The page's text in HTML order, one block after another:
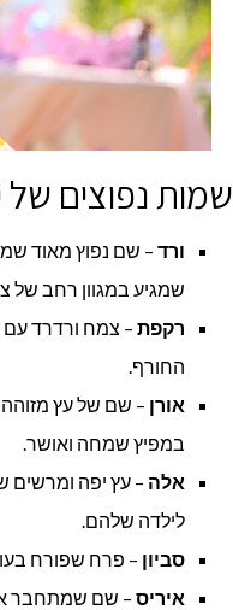
שמות נפוצים
ורד – שם נפוץ מאוד
שמגיע במגוון רחב של
רקפת – צמח ורדרד עם
החורף.
אורן – שם של עץ מזוהה
במפיץ שמחה ואושר.
אלה – עץ יפה ומרשים
לילדה שלהם.
סביון – פרח שפורח
איריס – שם שמתחבר אל